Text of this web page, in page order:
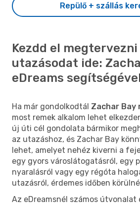
Repülő + szállás
Kezdd el megtervezni
utazásodat ide:
eDreams
Ha már gondolkodtál Zachar Bay
most remek alkalom lehet
új úti cél gondolata bármikor
az utazáshoz, és Zachar Bay
lehet, amelyet nehéz kiverni a
egy gyors városlátogatásról, egy
nyaralásról vagy egy régóta
utazásról, érdemes időben
Az eDreamsnél számos útvonalat